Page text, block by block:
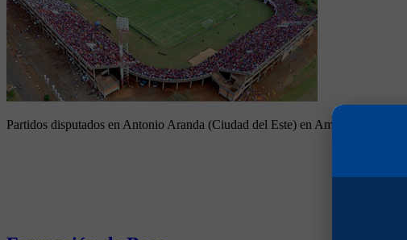
Partidos disputados en Antonio Aranda (Ciudad del Este) en Amistosos 2017